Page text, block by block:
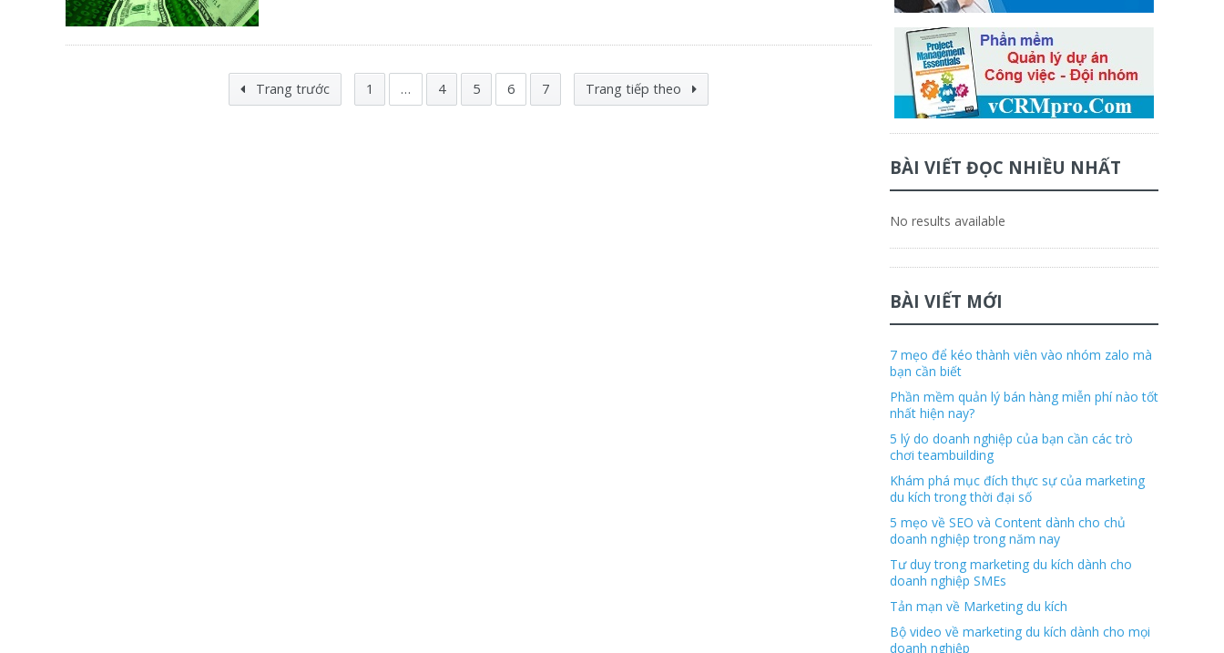
Trang trước 1 … 4 5 6 7 Trang tiếp theo
BÀI VIẾT ĐỌC NHIỀU NHẤT
No results available
BÀI VIẾT MỚI
7 mẹo để kéo thành viên vào nhóm zalo mà
bạn cần biết
Phần mềm quản lý bán hàng miễn phí nào tốt
nhất hiện nay?
5 lý do doanh nghiệp của bạn cần các trò
chơi teambuilding
Khám phá mục đích thực sự của marketing
du kích trong thời đại số
5 mẹo về SEO và Content dành cho chủ
doanh nghiệp trong năm nay
Tư duy trong marketing du kích dành cho
doanh nghiệp SMEs
Tản mạn về Marketing du kích
Bộ video về marketing du kích dành cho mọi
doanh nghiệp